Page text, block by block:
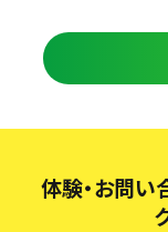
体験・お問い